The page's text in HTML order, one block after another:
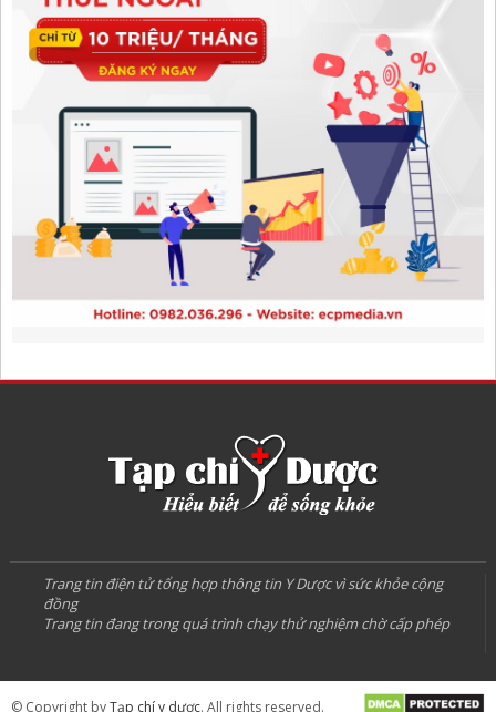
Trang tin điện tử tổng hợp thông tin Y Dược vì sức khỏe cộng
đồng
Trang tin đang trong quá trình chạy thử nghiệm chờ cấp phép
© Copyright byTạp chí y dược. All rights reserved.